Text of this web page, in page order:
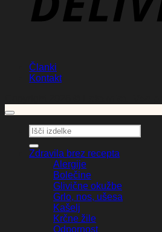
Članki
Kontakt
Išči:
Zdravila brez recepta
Alergije
Bolečine
Glivične okužbe
Grlo, nos, ušesa
Kašelj
Krčne žile
Odpornost